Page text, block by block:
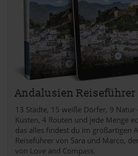
Andalusien Reiseführer
13 Städte, 15 weiße Dörfer, 9
Küsten, 4 Routen und jede Menge
das alles findest du im großartigen
Reiseführer von Sara und Marco,
von Love and Compass.